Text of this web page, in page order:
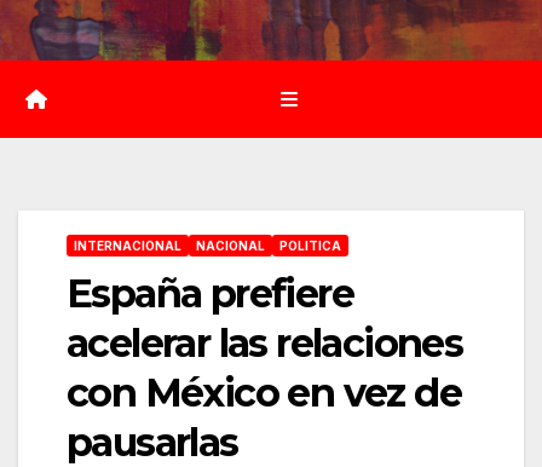
Saltar
al
contenido
INTERNACIONAL NACIONAL POLITICA
España prefiere
acelerar las relaciones
con México en vez de
pausarlas